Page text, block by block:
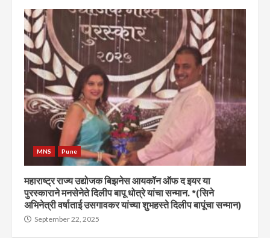
MNS Pune
महाराष्ट्र राज्य उद्योजक बिझनेस आयकॉन ऑफ द इयर या
पुरस्काराने मनसेनेते दिलीप बापू धोत्रे यांचा सन्मान. *(सिने
अभिनेत्री वर्षाताई उसगावकर यांच्या शुभहस्ते दिलीप बापूंचा सन्मान)
September 22, 2025